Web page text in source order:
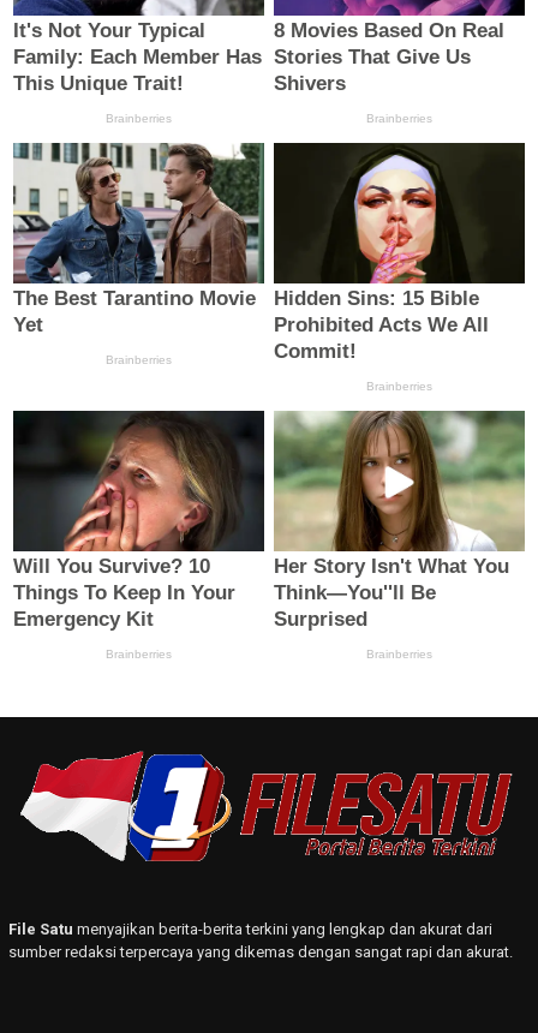
File Satu menyajikan berita-berita terkini yang lengkap dan akurat dari
sumber redaksi terpercaya yang dikemas dengan sangat rapi dan akurat.